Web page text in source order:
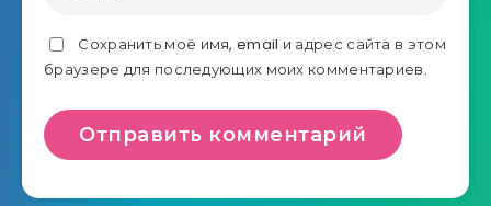
Сохранить моё имя, email и адрес сайта в этом
браузере для последующих моих комментариев.